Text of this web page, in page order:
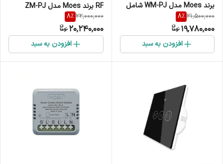
برند Moes مدل WM-PJ شامل
موتور، ریل و ریموت
21,500,000
8%
19,780,000
افزودن به سبد
RF برند Moes مدل ZM-PJ
شامل موتور، ریل و ریموت
22,000,000
8%
20,240,000
افزودن به سبد